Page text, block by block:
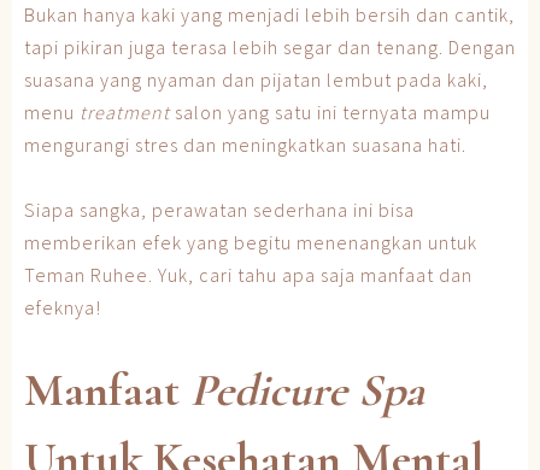
Bukan hanya kaki yang menjadi lebih bersih dan cantik,
tapi pikiran juga terasa lebih segar dan tenang. Dengan
suasana yang nyaman dan pijatan lembut pada kaki,
menu treatment salon yang satu ini ternyata mampu
mengurangi stres dan meningkatkan suasana hati.
Siapa sangka, perawatan sederhana ini bisa
memberikan efek yang begitu menenangkan untuk
Teman Ruhee. Yuk, cari tahu apa saja manfaat dan
efeknya!
Manfaat Pedicure Spa
Untuk Kesehatan Mental